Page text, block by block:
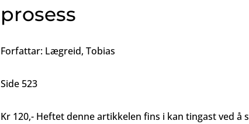
prosess
Forfattar: Lægreid, Tobias
Side 523
Kr 120,- Heftet denne artikkelen fins i kan tingast ved å